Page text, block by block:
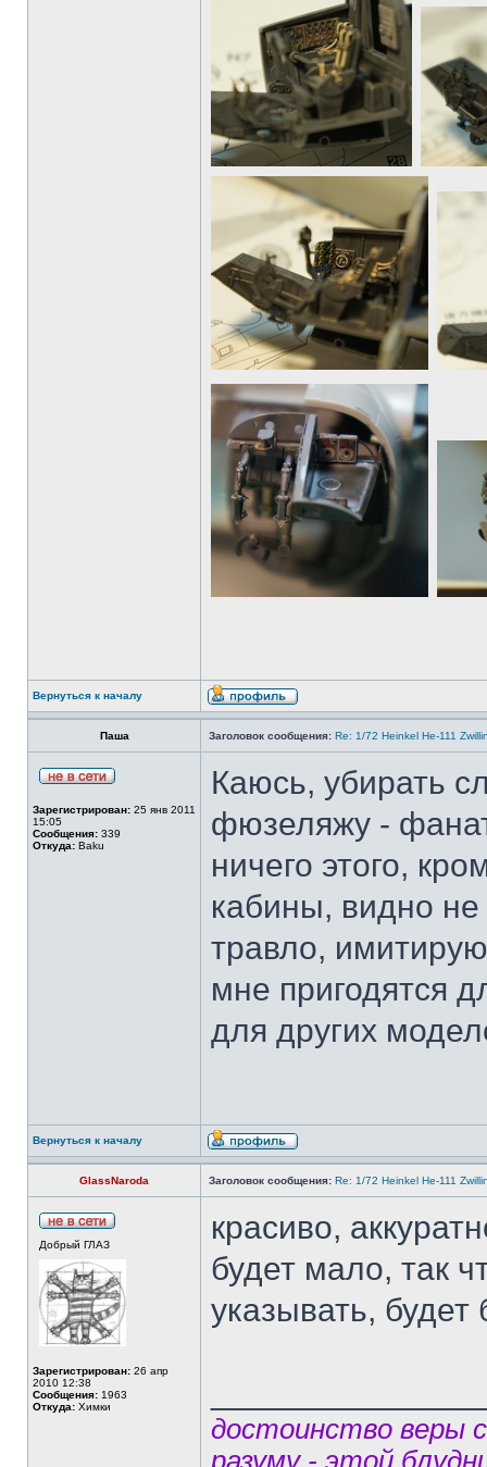
Вернуться к началу
Паша Заголовок сообщения: Re: 1/72 Heinkel He-111
Зарегистрирован: 25 янв 2011
15:05
Сообщения: 339
Откуда: Baku
Каюсь, убирать
фюзеляжу -
ничего этого,
кабины, видно
травло,
мне пригодятся
для других
Вернуться к началу
GlassNaroda Заголовок сообщения: Re: 1/72 Heinkel He-111
Добрый ГЛАЗ
Зарегистрирован: 26 апр
2010 12:38
Сообщения: 1963
Откуда: Химки
красиво,
будет мало, так
указывать,
достоинство веры
разуму - этой